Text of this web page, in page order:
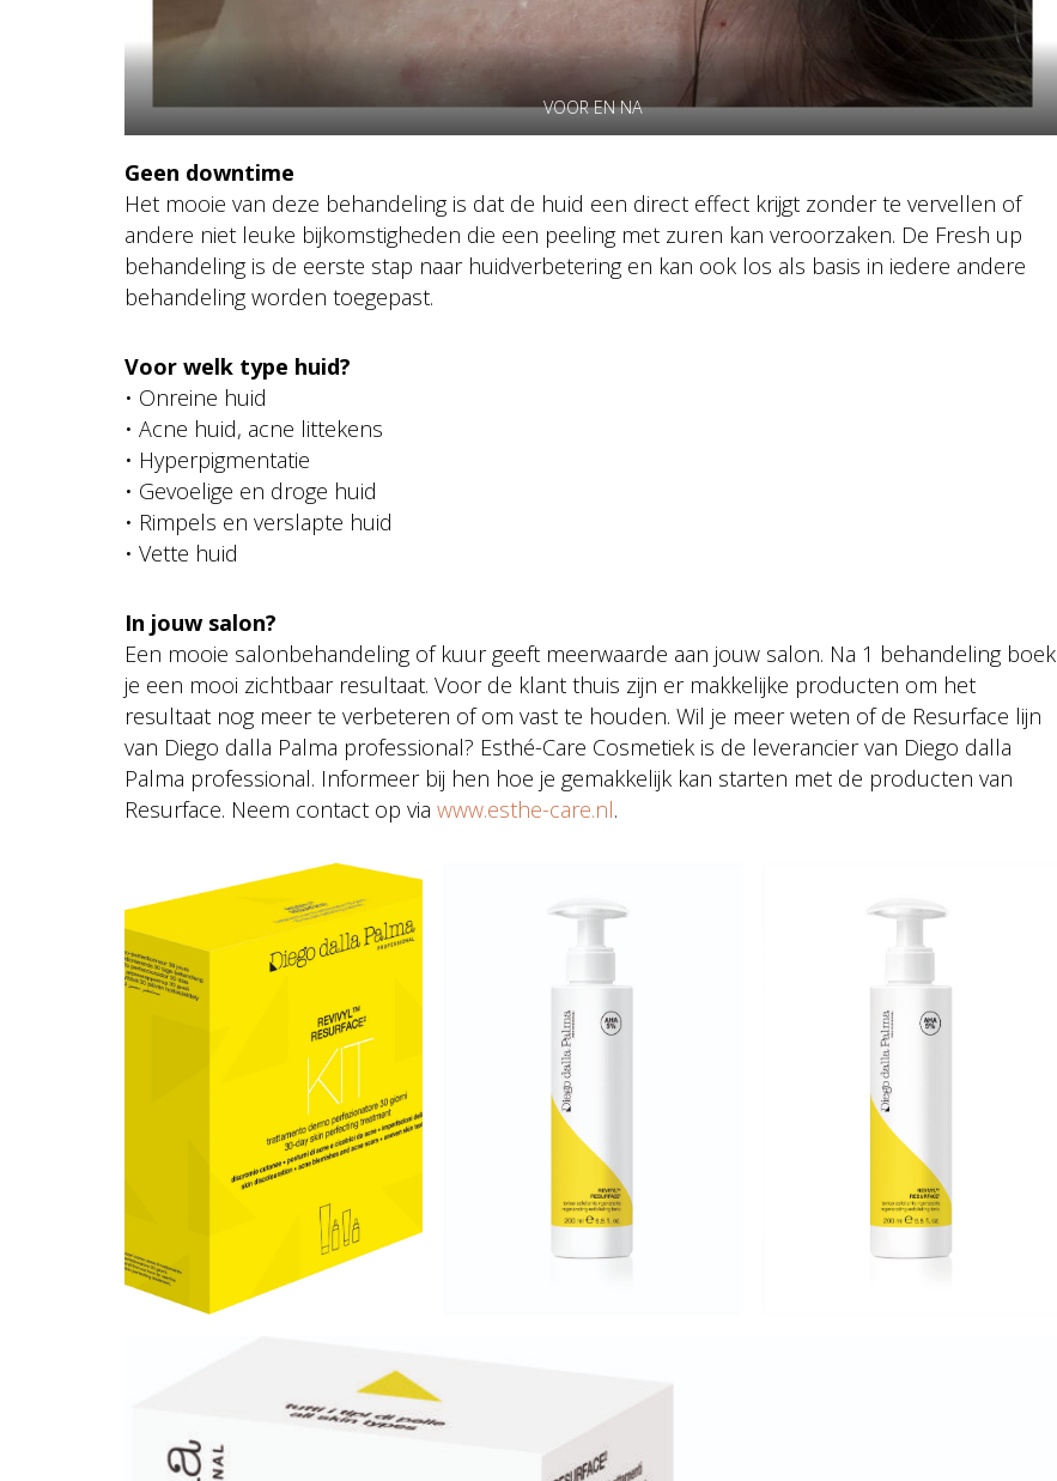
VOOR EN NA
Geen downtime
Het mooie van deze behandeling is dat de huid een direct effect krijgt zonder te vervellen of
andere niet leuke bijkomstigheden die een peeling met zuren kan veroorzaken. De Fresh up
behandeling is de eerste stap naar huidverbetering en kan ook los als basis in iedere andere
behandeling worden toegepast.
Voor welk type huid?
• Onreine huid
• Acne huid, acne littekens
• Hyperpigmentatie
• Gevoelige en droge huid
• Rimpels en verslapte huid
• Vette huid
In jouw salon?
Een mooie salonbehandeling of kuur geeft meerwaarde aan jouw salon. Na 1 behandeling boek
je een mooi zichtbaar resultaat. Voor de klant thuis zijn er makkelijke producten om het
resultaat nog meer te verbeteren of om vast te houden. Wil je meer weten of de Resurface lijn
van Diego dalla Palma professional? Esthé-Care Cosmetiek is de leverancier van Diego dalla
Palma professional. Informeer bij hen hoe je gemakkelijk kan starten met de producten van
Resurface. Neem contact op via www.esthe-care.nl.